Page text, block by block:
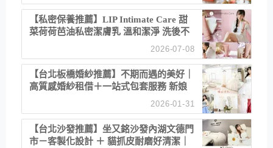
【私密保養推薦】LIP Intimate Care 甜
菜荷荷芭油私密潔膚乳 溫和潔淨 洗後不
2026-07-08
【台北板橋婚紗推薦】不期而遇的美好｜
高質感婚紗租借＋一站式包套服務 新娘
2026-01-31
【台北沙發推薦】坐又銘沙發內湖文德門
市－客製化設計 ＋ 貓抓皮耐磨好清潔｜